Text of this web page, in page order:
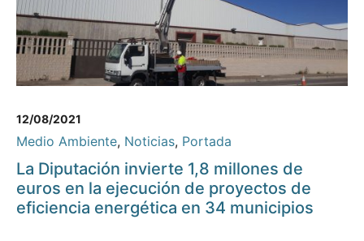
12/08/2021
Medio Ambiente, Noticias, Portada
La Diputación invierte 1,8 millones de
euros en la ejecución de proyectos de
eficiencia energética en 34 municipios